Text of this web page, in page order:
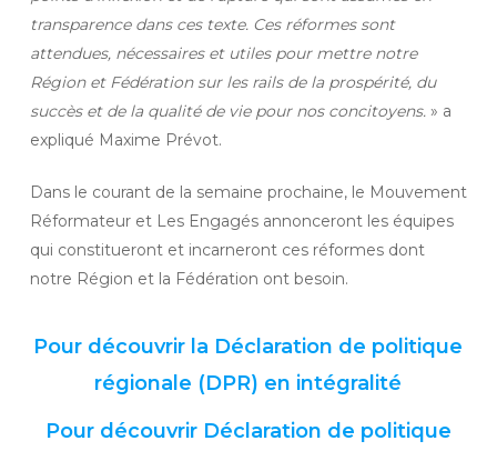
transparence dans ces texte. Ces réformes sont
attendues, nécessaires et utiles pour mettre notre
Région et Fédération sur les rails de la prospérité, du
succès et de la qualité de vie pour nos concitoyens.» a
expliqué Maxime Prévot.
Dans le courant de la semaine prochaine, le Mouvement
Réformateur et Les Engagés annonceront les équipes
qui constitueront et incarneront ces réformes dont
notre Région et la Fédération ont besoin.
Pour découvrir la Déclaration de politique
régionale (DPR) en intégralité
Pour découvrir Déclaration de politique